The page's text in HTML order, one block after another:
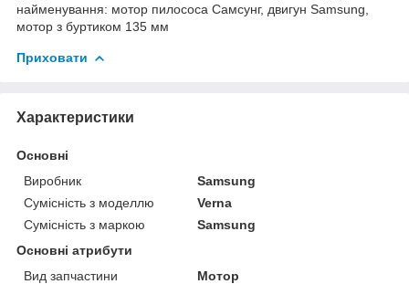
найменування: мотор пилососа Самсунг, двигун Samsung,
мотор з буртиком 135 мм
Приховати
Характеристики
Основні
Виробник
Samsung
Сумісність з моделлю
Verna
Сумісність з маркою
Samsung
Основні атрибути
Вид запчастини
Мотор